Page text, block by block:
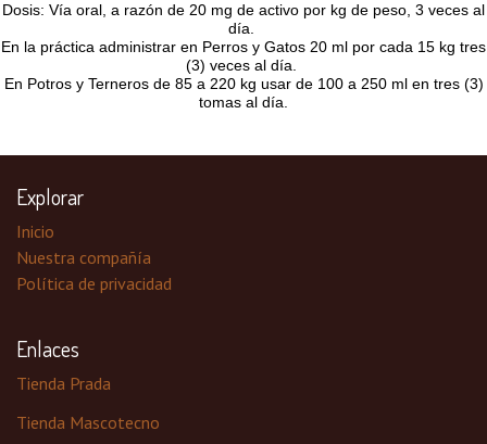
Dosis: Vía oral, a razón de 20 mg de activo por kg de peso, 3 veces al
día.
En la práctica administrar en Perros y Gatos 20 ml por cada 15 kg tres
(3) veces al día.
En Potros y Terneros de 85 a 220 kg usar de 100 a 250 ml en tres (3)
tomas al día.
Explorar
Inicio
Nuestra compañía
Política de privacidad
Enlaces
Tienda Prada
Tienda Mascotecno